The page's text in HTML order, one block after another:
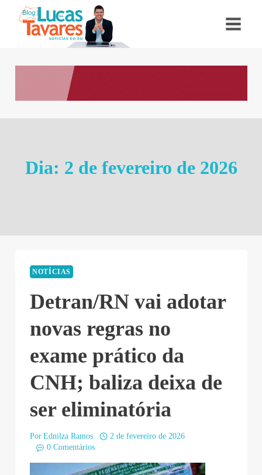
Dia: 2 de fevereiro de 2026
NOTÍCIAS
Detran/RN vai adotar
novas regras no
exame prático da
CNH; baliza deixa de
ser eliminatória
Por Ednilza Ramos
2 de fevereiro de 2026
0 Comentários